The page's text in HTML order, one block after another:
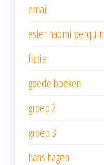
email
ester naomi perquin
fictie
goede boeken
groep 2
groep 3
hans hagen